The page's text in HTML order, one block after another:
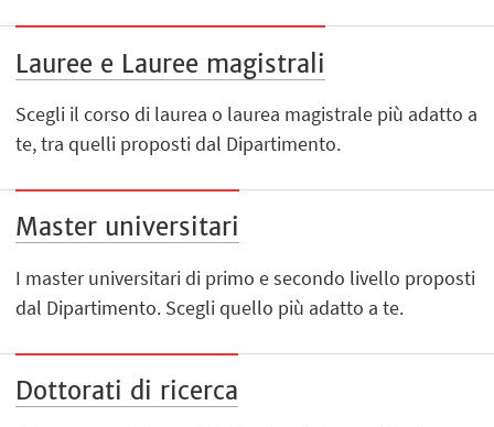
Lauree e Lauree magistrali
Scegli il corso di laurea o laurea magistrale più adatto a
te, tra quelli proposti dal Dipartimento.
Master universitari
I master universitari di primo e secondo livello proposti
dal Dipartimento. Scegli quello più adatto a te.
Dottorati di ricerca